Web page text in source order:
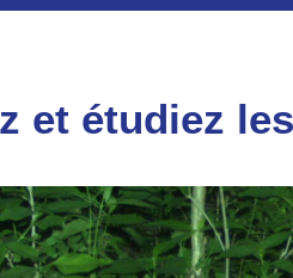
et étudiez